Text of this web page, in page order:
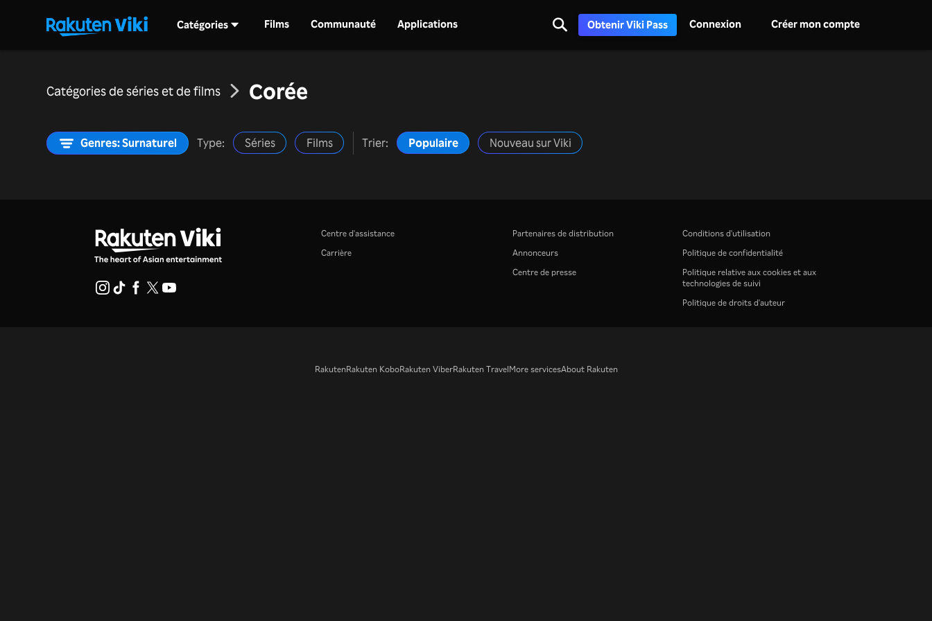
Catégories Films Communauté Applications Obtenir Viki Pass Connexion Créer mon compte
Catégories de séries et de films Corée
Genres: Surnaturel Type: Séries Films Trier: Populaire Nouveau sur Viki
Centre d'assistance
Carrière
Partenaires de distribution
Annonceurs
Centre de presse
Conditions d'utilisation
Politique de confidentialité
Politique relative aux cookies et aux
technologies de suivi
Politique de droits d'auteur
RakutenRakuten KoboRakuten ViberRakuten TravelMore servicesAbout Rakuten